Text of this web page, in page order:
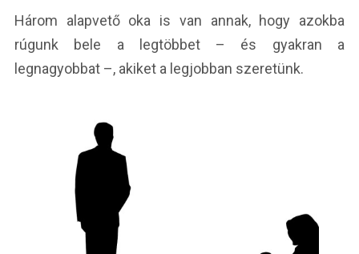
Három alapvető oka is van annak, hogy azokba
rúgunk bele a legtöbbet – és gyakran a
legnagyobbat –, akiket a legjobban szeretünk.